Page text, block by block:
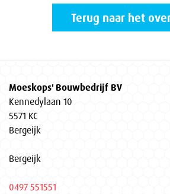
Terug naar het
Moeskops' Bouwbedrijf BV
Kennedylaan 10
5571 KC
Bergeijk
Bergeijk
0497 551551